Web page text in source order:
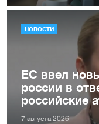
НОВОСТИ
ЕС ввел
россии в
российские
7 августа 2026